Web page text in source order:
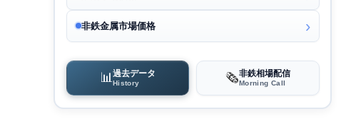
非鉄金属市場価格
📊 過去データ
History 🗞️非鉄相場配信
Morning Call